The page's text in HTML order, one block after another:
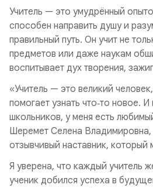
Учитель — это умудрённый
способен направить душу и
правильный путь. Он учит не
предметов или даже наукам
воспитывает дух творения,
«Учитель — это великий
помогает узнать что‑то новое.
школьников, у меня есть
Шеремет Селена
отзывчивый наставник, который
Я уверена, что каждый учитель
ученик добился успеха в